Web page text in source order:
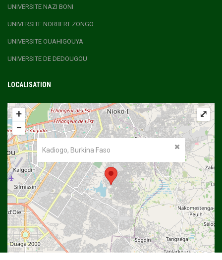
UNIVERSITE NAZI BONI
UNIVERSITE NORBERT ZONGO
UNIVERSITE OUAHIGOUYA
UNIVERSITE DE DEDOUGOU
LOCALISATION
Kadiogo, Burkina Faso
+
−
⤢